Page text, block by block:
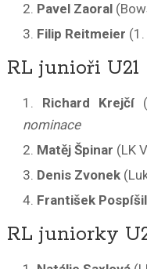
Pavel Zaoral
Filip Reitmeier
RL junioři U21
Richard Krejčí
nominace
Matěj Špinar (LK
Denis Zvonek
František Pospíšil
RL juniorky